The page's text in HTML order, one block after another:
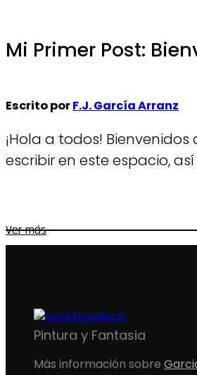
Mi Primer Post:
Escrito porF.J. García Arranz
¡Hola a todos!
escribir en este espacio,
Ver más
Pintura y Fantasia
Más información sobre